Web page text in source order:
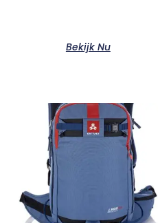
Bekijk Nu